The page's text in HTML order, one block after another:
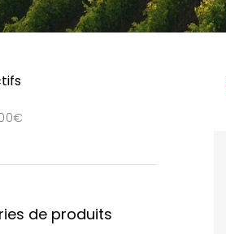
€
de produits